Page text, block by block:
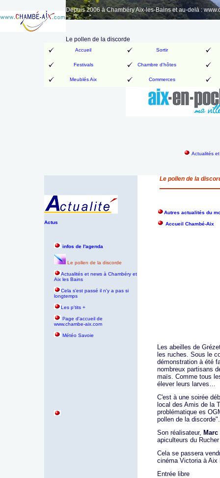
Depuis 2006 à Chambéry Aix-les-Bains et au-delà :
Le pollen de la discorde
Accueil Sortir
Festivals Chambre d'hôtes
Meublés Aix Commerces
Actualités
Le pollen de la
Actus
Autres actualités du
Accueil Chambé-Aix
infos de l'agenda
Le pollen de la discorde
Actualités et news à Chambéry et
Aix les Bains
Cela s'est passé il n'y a pas si
longtemps
Les p'tits +
Page d'accueil de
www.chambe-aix.com
Météo Savoie
Les abeilles de
les ruches. Sous le
démonstration à été
nombreux partisans
maïs. Comme tous
élever leurs larves…
C'est à une soirée
local des Amis de la
problématique es
pollen de la discorde".
Son réalisateur,
apiculteurs du
Cela se passera
cinéma Victoria à Aix
Entrée libre